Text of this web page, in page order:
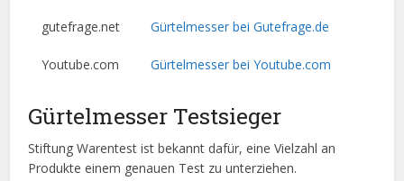
gutefrage.net Gürtelmesser bei Gutefrage.de
Youtube.com Gürtelmesser bei Youtube.com
Gürtelmesser Testsieger
Stiftung Warentest ist bekannt dafür, eine Vielzahl an
Produkte einem genauen Test zu unterziehen.